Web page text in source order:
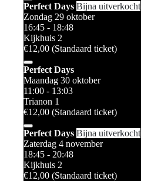
Perfect Days Bijna uitverkocht
Zondag 29 oktober
16:45 - 18:48
Kijkhuis 2
€12,00 (Standaard ticket)
Perfect Days
Maandag 30 oktober
11:00 - 13:03
Trianon 1
€12,00 (Standaard ticket)
Perfect Days Bijna uitverkocht
Zaterdag 4 november
18:45 - 20:48
Kijkhuis 2
€12,00 (Standaard ticket)